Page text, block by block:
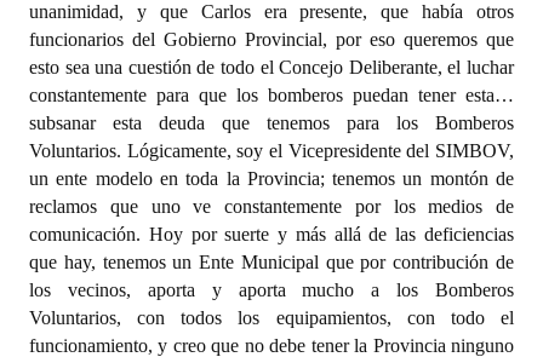
unanimidad, y que Carlos era presente, que había otros
funcionarios del Gobierno Provincial, por eso queremos que
esto sea una cuestión de todo el Concejo Deliberante, el luchar
constantemente para que los bomberos puedan tener esta…
subsanar esta deuda que tenemos para los Bomberos
Voluntarios. Lógicamente, soy el Vicepresidente del SIMBOV,
un ente modelo en toda la Provincia; tenemos un montón de
reclamos que uno ve constantemente por los medios de
comunicación. Hoy por suerte y más allá de las deficiencias
que hay, tenemos un Ente Municipal que por contribución de
los vecinos, aporta y aporta mucho a los Bomberos
Voluntarios, con todos los equipamientos, con todo el
funcionamiento, y creo que no debe tener la Provincia ninguno